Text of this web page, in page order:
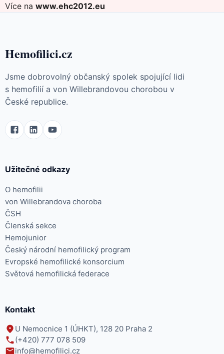
Více na www.ehc2012.eu
Hemofilici.cz
Jsme dobrovolný občanský spolek spojující lidi
s hemofilií a von Willebrandovou chorobou v
České republice.
Užitečné odkazy
O hemofilii
von Willebrandova choroba
ČSH
Členská sekce
Hemojunior
Český národní hemofilický program
Evropské hemofilické konsorcium
Světová hemofilická federace
Kontakt
U Nemocnice 1 (ÚHKT), 128 20 Praha 2
(+420) 777 078 509
info@hemofilici.cz